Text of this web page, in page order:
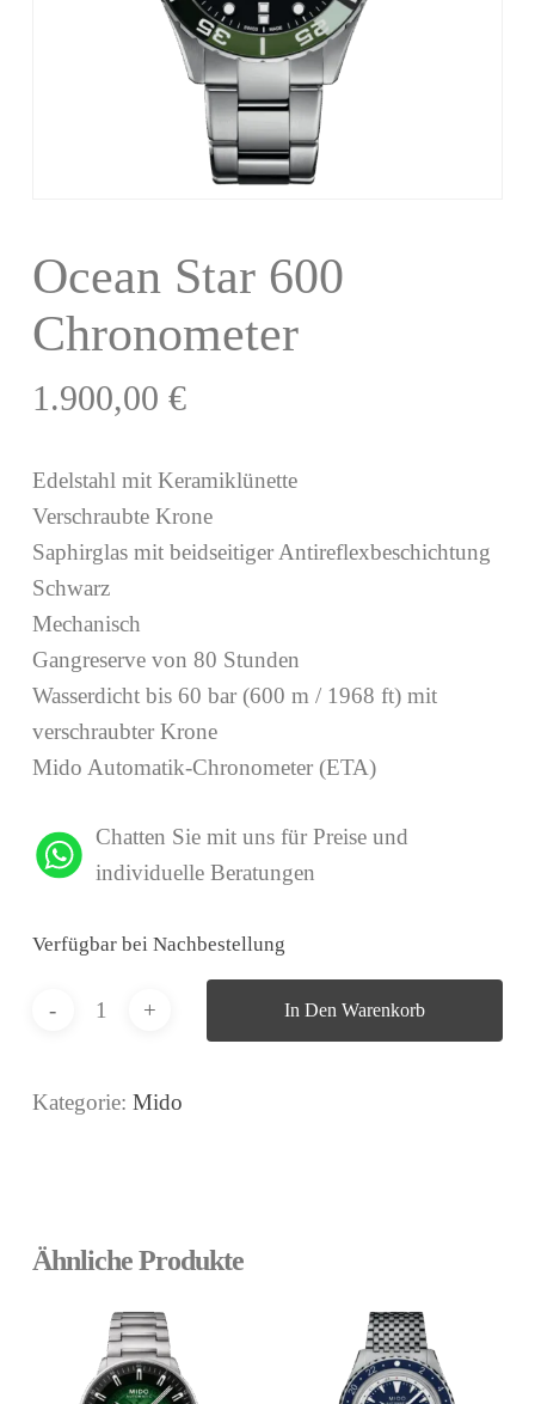
Ocean Star 600
Chronometer
1.900,00 €
Edelstahl mit Keramiklünette
Verschraubte Krone
Saphirglas mit beidseitiger Antireflexbeschichtung
Schwarz
Mechanisch
Gangreserve von 80 Stunden
Wasserdicht bis 60 bar (600 m / 1968 ft) mit
verschraubter Krone
Mido Automatik-Chronometer (ETA)
Chatten Sie mit uns für Preise und
individuelle Beratungen
Verfügbar bei Nachbestellung
In Den Warenkorb
Kategorie: Mido
Ähnliche Produkte